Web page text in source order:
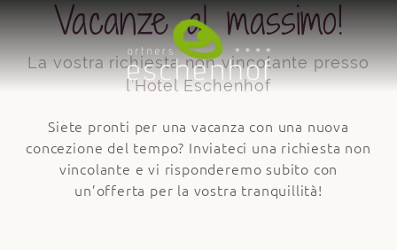
Vacanze al massimo!
La vostra richiesta non vincolante presso
l’Hotel Eschenhof
Siete pronti per una vacanza con una nuova
concezione del tempo? Inviateci una richiesta non
vincolante e vi risponderemo subito con
un’offerta per la vostra tranquillità!